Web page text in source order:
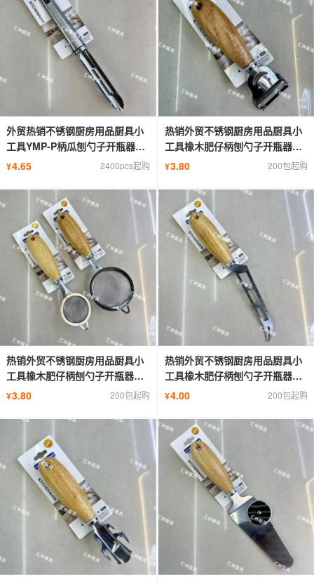
外贸热销不锈钢厨房用品厨具小
工具YMP-P柄瓜刨勺子开瓶器切
片刀
¥4.65 2400pcs起购
热销外贸不锈钢厨房用品厨具小
工具橡木肥仔柄刨勺子开瓶器切
片刀
¥3.80 200包起购
热销外贸不锈钢厨房用品厨具小
工具橡木肥仔柄刨勺子开瓶器切
片刀
¥3.80 200包起购
热销外贸不锈钢厨房用品厨具小
工具橡木肥仔柄刨勺子开瓶器切
片刀
¥4.00 200包起购